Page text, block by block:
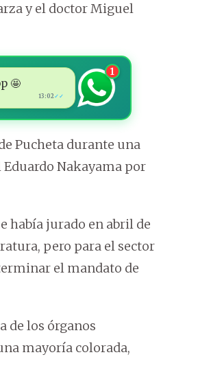
y el doctor Miguel
🤩
13:02✓✓
1
Pucheta durante una
Nakayama por
había jurado en abril de
pero para el sector
el mandato de
de los órganos
mayoría colorada,